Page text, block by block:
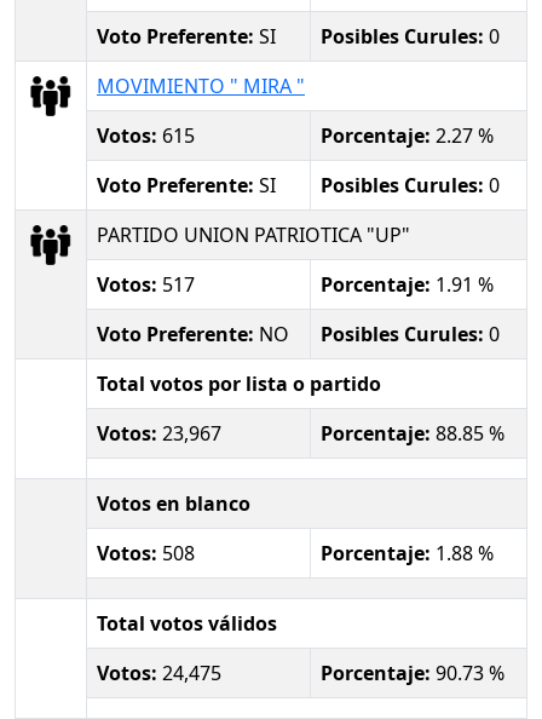
Voto Preferente: SI Posibles Curules: 0
MOVIMIENTO " MIRA "
Votos: 615 Porcentaje: 2.27 %
Voto Preferente: SI Posibles Curules: 0
PARTIDO UNION PATRIOTICA "UP"
Votos: 517 Porcentaje: 1.91 %
Voto Preferente: NO Posibles Curules: 0
Total votos por lista o partido
Votos: 23,967 Porcentaje: 88.85 %
Votos en blanco
Votos: 508 Porcentaje: 1.88 %
Total votos válidos
Votos: 24,475 Porcentaje: 90.73 %